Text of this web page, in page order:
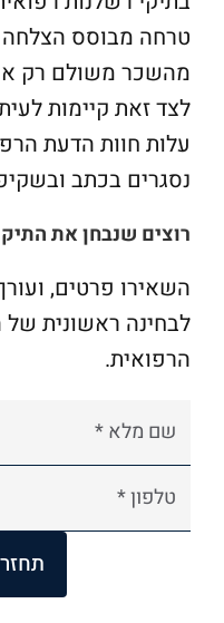
טרחה מבוסס
מהשכר משולם רק
לצד זאת קיימות
עלות חוות הדעת
נסגרים בכתב
רוצים שנבחן את
השאירו פרטים,
לבחינה ראשונית
הרפואית.